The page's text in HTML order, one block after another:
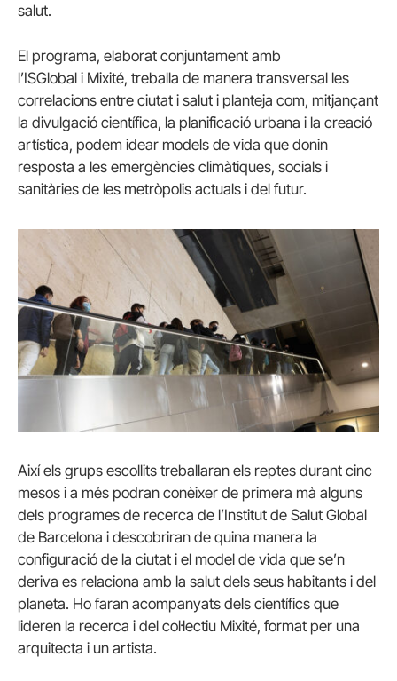
salut.
El programa, elaborat conjuntament amb
l’ISGlobal i Mixité, treballa de manera transversal les
correlacions entre ciutat i salut i planteja com, mitjançant
la divulgació científica, la planificació urbana i la creació
artística, podem idear models de vida que donin
resposta a les emergències climàtiques, socials i
sanitàries de les metròpolis actuals i del futur.
Així els grups escollits treballaran els reptes durant cinc
mesos i a més podran conèixer de primera mà alguns
dels programes de recerca de l’Institut de Salut Global
de Barcelona i descobriran de quina manera la
configuració de la ciutat i el model de vida que se’n
deriva es relaciona amb la salut dels seus habitants i del
planeta. Ho faran acompanyats dels científics que
lideren la recerca i del col·lectiu Mixité, format per una
arquitecta i un artista.